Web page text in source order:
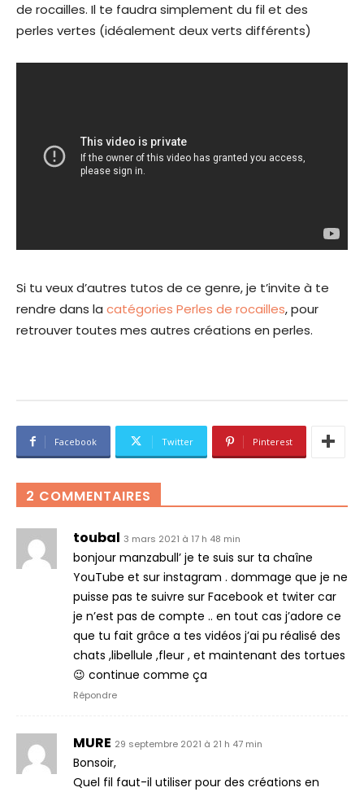
de rocailles. Il te faudra simplement du fil et des
perles vertes (idéalement deux verts différents)
Si tu veux d’autres tutos de ce genre, je t’invite à te
rendre dans la catégories Perles de rocailles, pour
retrouver toutes mes autres créations en perles.
Facebook Twitter Pinterest
2 COMMENTAIRES
toubal 3 mars 2021 à 17 h 48 min
bonjour manzabull’ je te suis sur ta chaîne
YouTube et sur instagram . dommage que je ne
puisse pas te suivre sur Facebook et twiter car
je n’est pas de compte .. en tout cas j’adore ce
que tu fait grâce a tes vidéos j’ai pu réalisé des
chats ,libellule ,fleur , et maintenant des tortues
😉 continue comme ça
Répondre
MURE 29 septembre 2021 à 21 h 47 min
Bonsoir,
Quel fil faut-il utiliser pour des créations en